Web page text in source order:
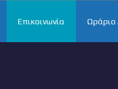
Επικοινωνία Ωράριο